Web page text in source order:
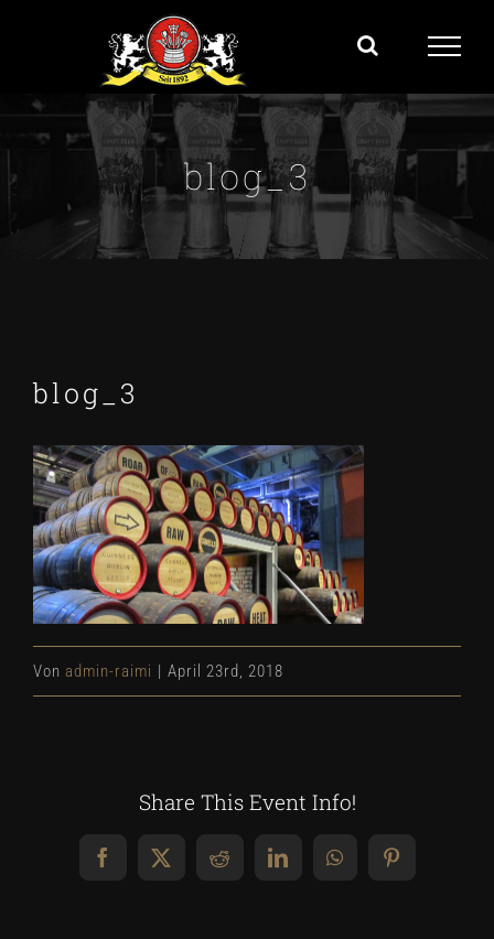
blog_3
blog_3
Von admin-raimi | April 23rd, 2018
Share This Event Info!
Facebook
X RedditLinkedInWhatsAppPinterest